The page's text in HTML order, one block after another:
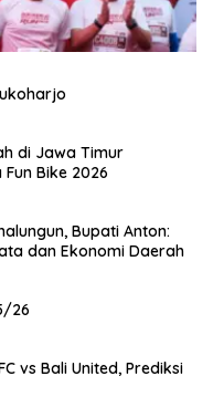
di Jawa Timur
Bike 2026
Bupati Anton:
dan Ekonomi Daerah
26
vs Bali United, Prediksi